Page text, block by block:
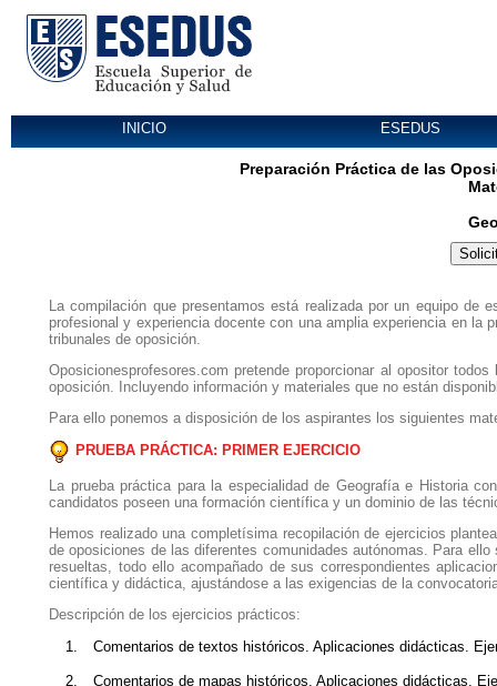
INICIO ESEDUS
Preparación Práctica de las
La compilación que presentamos está realizada por un equipo
profesional y experiencia docente con una amplia experiencia en
tribunales de oposición.
Oposicionesprofesores.com pretende proporcionar al opositor
oposición. Incluyendo información y materiales que no están
Para ello ponemos a disposición de los aspirantes los siguientes
PRUEBA PRÁCTICA: PRIMER EJERCICIO
La prueba práctica para la especialidad de Geografía e Historia
candidatos poseen una formación científica y un dominio de las
Hemos realizado una completísima recopilación de ejercicios
de oposiciones de las diferentes comunidades autónomas. Para
resueltas, todo ello acompañado de sus correspondientes
científica y didáctica, ajustándose a las exigencias de la
Descripción de los ejercicios prácticos:
Comentarios de textos históricos. Aplicaciones didácticas.
Comentarios de mapas históricos. Aplicaciones didácticas.